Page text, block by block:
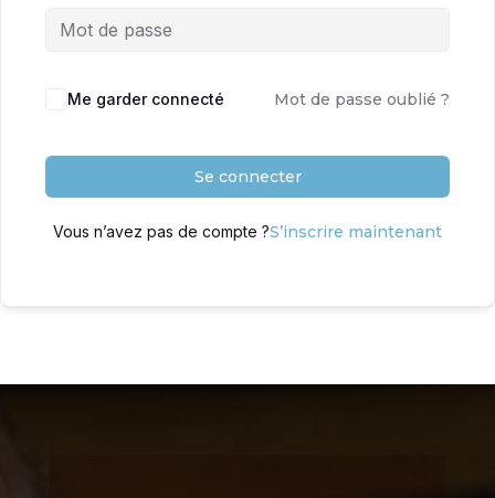
Me garder connecté Mot de passe oublié ?
Se connecter
Vous n’avez pas de compte ?S’inscrire maintenant